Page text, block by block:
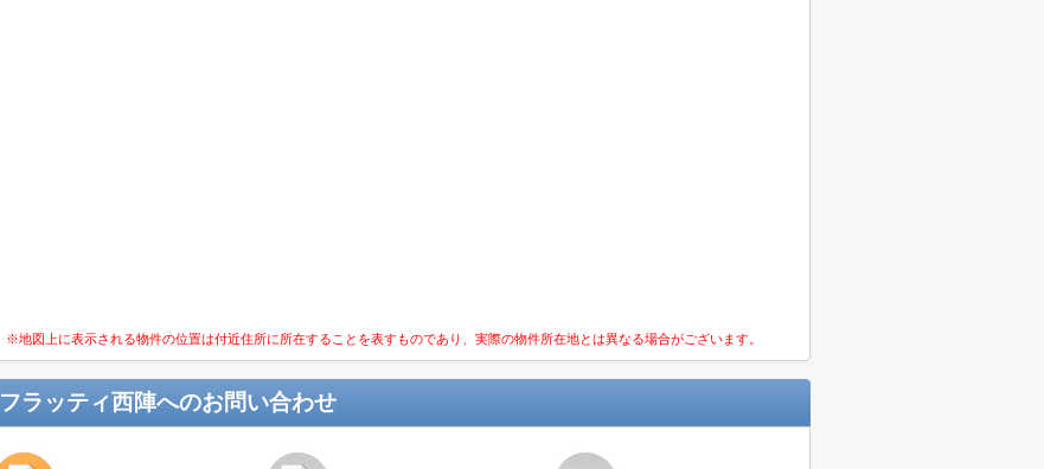
※地図上に表示される物件の位置は付近住所に所在することを表すものであり、実際の物件所在地とは異なる場合がございます。
フラッティ西陣へのお問い合わせ